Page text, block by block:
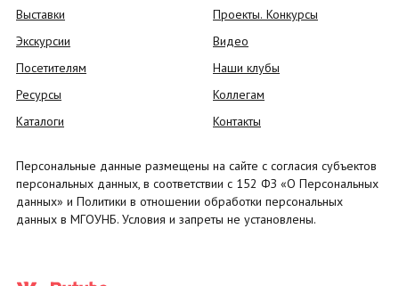
Выставки
Экскурсии
Посетителям
Ресурсы
Каталоги
Проекты. Конкурсы
Видео
Наши клубы
Коллегам
Контакты
Персональные данные размещены на сайте с согласия субъектов
персональных данных, в соответствии с 152 ФЗ «О Персональных
данных» и Политики в отношении обработки персональных
данных в МГОУНБ. Условия и запреты не установлены.